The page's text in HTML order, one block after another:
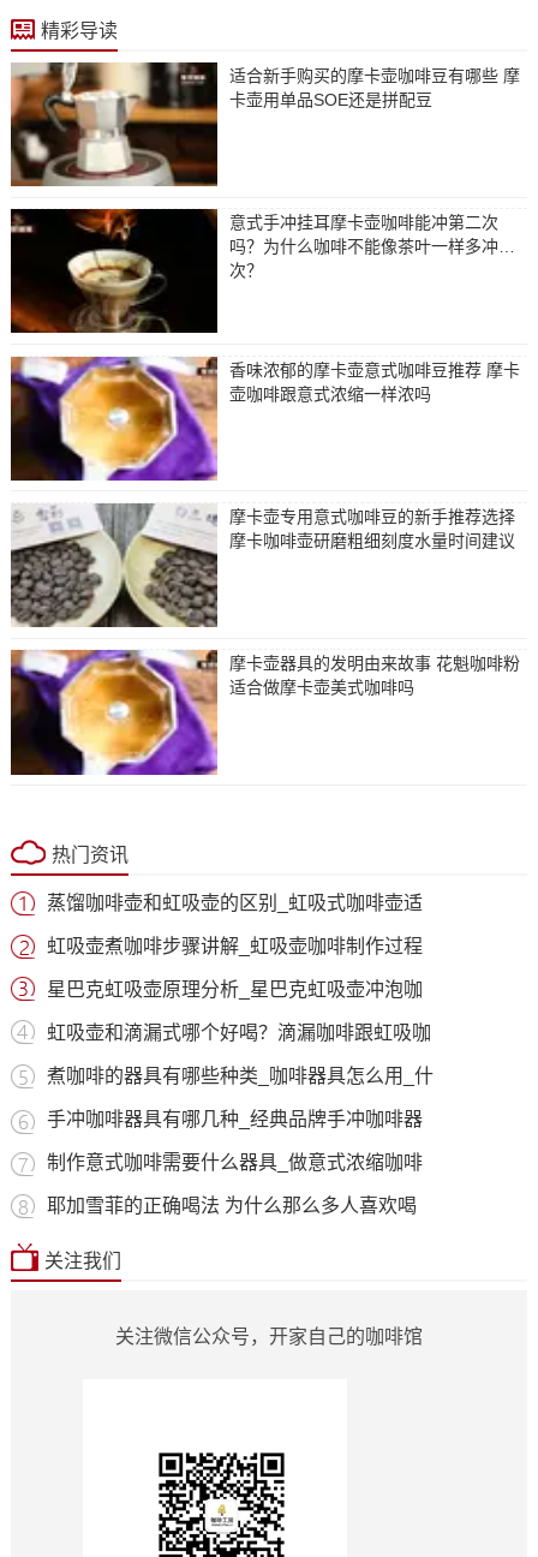
精彩导读
适合新手购买的摩卡壶咖啡豆有哪些 摩
卡壶用单品SOE还是拼配豆
意式手冲挂耳摩卡壶咖啡能冲第二次
吗？为什么咖啡不能像茶叶一样多冲几
次？
香味浓郁的摩卡壶意式咖啡豆推荐 摩卡
壶咖啡跟意式浓缩一样浓吗
摩卡壶专用意式咖啡豆的新手推荐选择
摩卡咖啡壶研磨粗细刻度水量时间建议
摩卡壶器具的发明由来故事 花魁咖啡粉
适合做摩卡壶美式咖啡吗
热门资讯
蒸馏咖啡壶和虹吸壶的区别_虹吸式咖啡壶适
虹吸壶煮咖啡步骤讲解_虹吸壶咖啡制作过程
星巴克虹吸壶原理分析_星巴克虹吸壶冲泡咖
虹吸壶和滴漏式哪个好喝？滴漏咖啡跟虹吸咖
煮咖啡的器具有哪些种类_咖啡器具怎么用_什
手冲咖啡器具有哪几种_经典品牌手冲咖啡器
制作意式咖啡需要什么器具_做意式浓缩咖啡
耶加雪菲的正确喝法 为什么那么多人喜欢喝
关注我们
关注微信公众号，开家自己的咖啡馆